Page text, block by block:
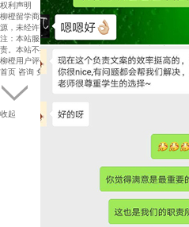
权利声明
柳橙留学商城上的所有商品信息、客户评价、商品咨
源，未经许可，禁止 非法转载使用。
注：本站服务及商品信息均来自于相关服务机构，其
责。本站不提供任 何保证，并不承担任何法律责任。
柳橙用户评价( 46 )
首页 咨询 免费评估 留学商城
收起